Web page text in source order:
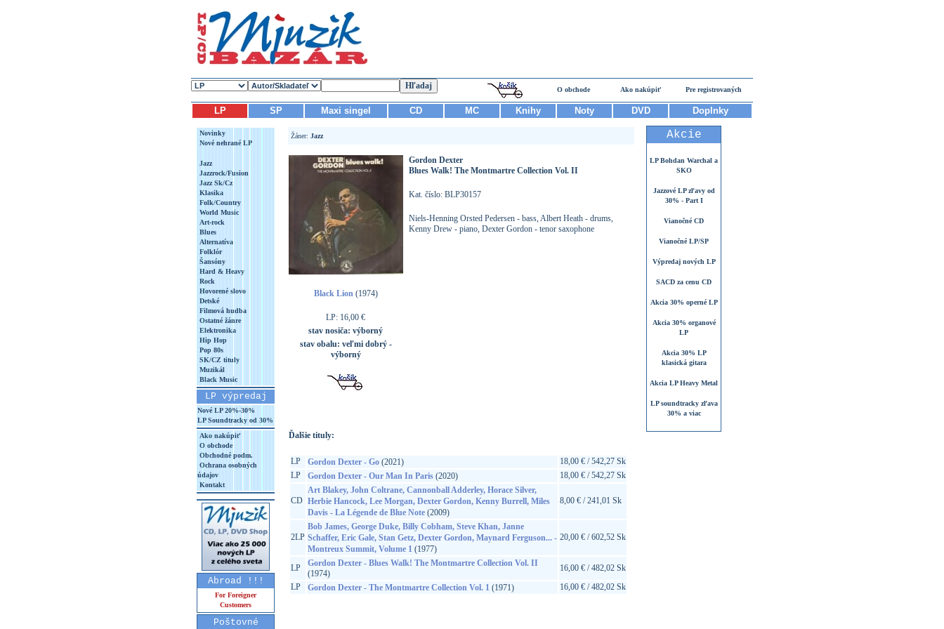
O obchode Ako nakúpiť Pre registrovaných
LP SP Maxi singel CD MC Knihy Noty DVD Doplnky
Novinky
Nové nehrané LP
Jazz
Jazzrock/Fusion
Jazz Sk/Cz
Klasika
Folk/Country
World Music
Art-rock
Blues
Alternatíva
Folklór
Šansóny
Hard & Heavy
Rock
Hovorené slovo
Detské
Filmová hudba
Ostatné žánre
Elektronika
Hip Hop
Pop 80s
SK/CZ tituly
Muzikál
Black Music
LP výpredaj
Nové LP 20%-30%
LP Soundtracky od 30%
Ako nakúpiť
O obchode
Obchodné podm.
Ochrana osobných
údajov
Kontakt
Abroad !!!
For Foreigner
Customers
Poštovné
Žáner: Jazz
Black Lion(1974)
LP: 16,00 €
stav nosiča: výborný
stav obalu: veľmi dobrý -
výborný
Gordon Dexter
Blues Walk! The Montmartre Collection Vol. II
Kat. číslo: BLP30157
Niels-Henning Orsted Pedersen - bass, Albert Heath - drums,
Kenny Drew - piano, Dexter Gordon - tenor saxophone
Ďalšie tituly:
LP Gordon Dexter - Go(2021)
18,00 € / 542,27 Sk
LP
Gordon Dexter - Our Man In Paris(2020) 18,00 € / 542,27 Sk
CD
Art Blakey, John Coltrane, Cannonball Adderley, Horace Silver,
Herbie Hancock, Lee Morgan, Dexter Gordon, Kenny Burrell, Miles
Davis - La Légende de Blue Note(2009)
8,00 € / 241,01 Sk
2LP
Bob James, George Duke, Billy Cobham, Steve Khan, Janne
Schaffer, Eric Gale, Stan Getz, Dexter Gordon, Maynard Ferguson... -
Montreux Summit, Volume 1(1977)
20,00 € / 602,52 Sk
LP
Gordon Dexter - Blues Walk! The Montmartre Collection Vol. II
(1974)
16,00 € / 482,02 Sk
LP
Gordon Dexter - The Montmartre Collection Vol. 1(1971) 16,00 € / 482,02 Sk
Akcie
LP Bohdan Warchal a
SKO
Jazzové LP zľavy od
30% - Part I
Vianočné CD
Vianočné LP/SP
Výpredaj nových LP
SACD za cenu CD
Akcia 30% operné LP
Akcia 30% organové
LP
Akcia 30% LP
klasická gitara
Akcia LP Heavy Metal
LP soundtracky zľava
30% a viac